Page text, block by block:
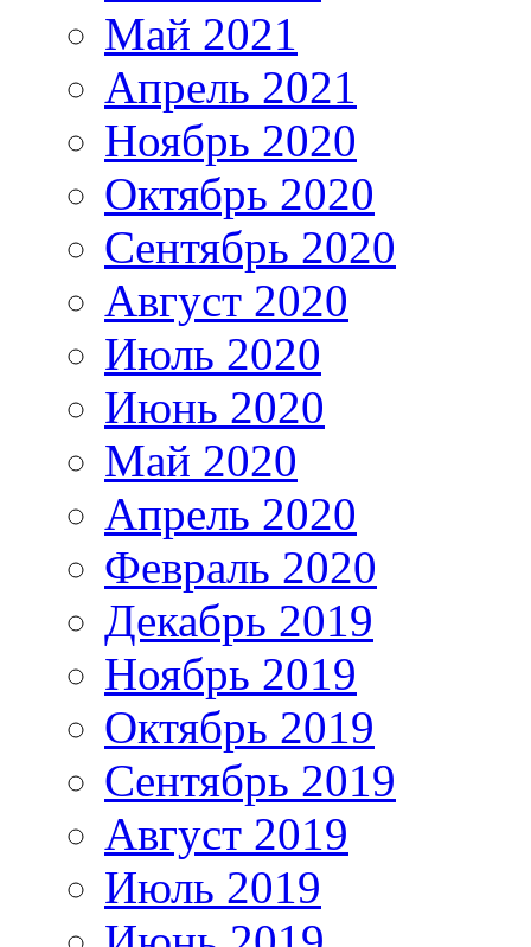
Май 2021
Апрель 2021
Ноябрь 2020
Октябрь 2020
Сентябрь 2020
Август 2020
Июль 2020
Июнь 2020
Май 2020
Апрель 2020
Февраль 2020
Декабрь 2019
Ноябрь 2019
Октябрь 2019
Сентябрь 2019
Август 2019
Июль 2019